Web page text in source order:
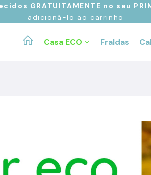
GRATUITAMENTE no seu
adicioná-lo ao carrinho
Casa ECO
compostáveis
Fraldas